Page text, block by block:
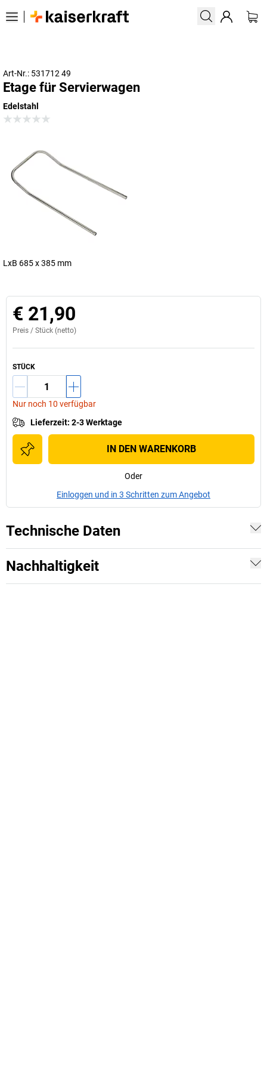
Art-Nr.: 531712 49
Etage für Servierwagen
Edelstahl
LxB 685 x 385 mm
€ 21,90
Preis / Stück (netto)
STÜCK
Nur noch 10 verfügbar
Lieferzeit: 2-3 Werktage
IN DEN WARENKORB
Oder
Einloggen und in 3 Schritten zum Angebot
Technische Daten
Nachhaltigkeit